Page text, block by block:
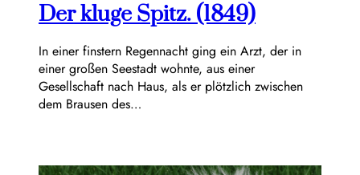
Der kluge Spitz. (1849)
In einer finstern Regennacht ging ein Arzt, der in
einer großen Seestadt wohnte, aus einer
Gesellschaft nach Haus, als er plötzlich zwischen
dem Brausen des…